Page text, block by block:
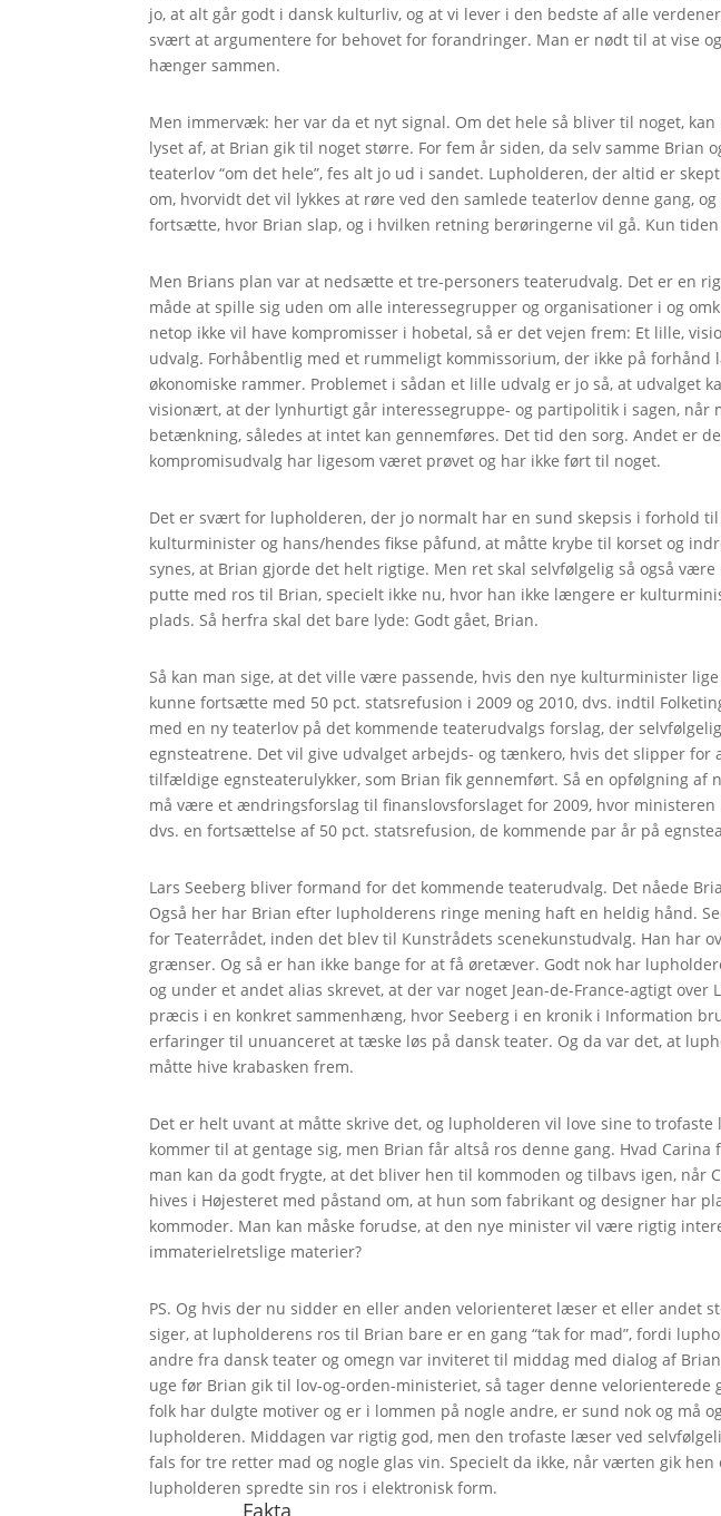
jo, at alt går godt i dansk kulturliv, og at vi lever i den bedste af alle
svært at argumentere for behovet for forandringer. Man er nødt til at vise
hænger sammen.
Men immervæk: her var da et nyt signal. Om det hele så bliver til noget,
lyset af, at Brian gik til noget større. For fem år siden, da selv samme Brian
teaterlov “om det hele”, fes alt jo ud i sandet. Lupholderen, der altid er
om, hvorvidt det vil lykkes at røre ved den samlede teaterlov denne gang,
fortsætte, hvor Brian slap, og i hvilken retning berøringerne vil gå. Kun
Men Brians plan var at nedsætte et tre-personers teaterudvalg. Det er en
måde at spille sig uden om alle interessegrupper og organisationer i og
netop ikke vil have kompromisser i hobetal, så er det vejen frem: Et lille,
udvalg. Forhåbentlig med et rummeligt kommissorium, der ikke på
økonomiske rammer. Problemet i sådan et lille udvalg er jo så, at udvalget
visionært, at der lynhurtigt går interessegruppe- og partipolitik i sagen, når
betænkning, således at intet kan gennemføres. Det tid den sorg. Andet er
kompromisudvalg har ligesom været prøvet og har ikke ført til noget.
Det er svært for lupholderen, der jo normalt har en sund skepsis i forhold
kulturminister og hans/hendes fikse påfund, at måtte krybe til korset og
synes, at Brian gjorde det helt rigtige. Men ret skal selvfølgelig så også
putte med ros til Brian, specielt ikke nu, hvor han ikke længere er
plads. Så herfra skal det bare lyde: Godt gået, Brian.
Så kan man sige, at det ville være passende, hvis den nye kulturminister
kunne fortsætte med 50 pct. statsrefusion i 2009 og 2010, dvs. indtil
med en ny teaterlov på det kommende teaterudvalgs forslag, der
egnsteatrene. Det vil give udvalget arbejds- og tænkero, hvis det slipper
tilfældige egnsteaterulykker, som Brian fik gennemført. Så en opfølgning af
må være et ændringsforslag til finanslovsforslaget for 2009, hvor
dvs. en fortsættelse af 50 pct. statsrefusion, de kommende par år på
Lars Seeberg bliver formand for det kommende teaterudvalg. Det nåede
Også her har Brian efter lupholderens ringe mening haft en heldig hånd.
for Teaterrådet, inden det blev til Kunstrådets scenekunstudvalg. Han har
grænser. Og så er han ikke bange for at få øretæver. Godt nok har
og under et andet alias skrevet, at der var noget Jean-de-France-agtigt over
præcis i en konkret sammenhæng, hvor Seeberg i en kronik i Information
erfaringer til unuanceret at tæske løs på dansk teater. Og da var det, at
måtte hive krabasken frem.
Det er helt uvant at måtte skrive det, og lupholderen vil love sine to
kommer til at gentage sig, men Brian får altså ros denne gang. Hvad Carina
man kan da godt frygte, at det bliver hen til kommoden og tilbavs igen, når
hives i Højesteret med påstand om, at hun som fabrikant og designer har
kommoder. Man kan måske forudse, at den nye minister vil være rigtig
immaterielretslige materier?
PS. Og hvis der nu sidder en eller anden velorienteret læser et eller andet
siger, at lupholderens ros til Brian bare er en gang “tak for mad”, fordi
andre fra dansk teater og omegn var inviteret til middag med dialog af
uge før Brian gik til lov-og-orden-ministeriet, så tager denne velorienterede
folk har dulgte motiver og er i lommen på nogle andre, er sund nok og må
lupholderen. Middagen var rigtig god, men den trofaste læser ved
fals for tre retter mad og nogle glas vin. Specielt da ikke, når værten gik
lupholderen spredte sin ros i elektronisk form.
Fakta